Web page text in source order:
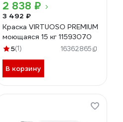
2 838 ₽
3 492 ₽
Краска VIRTUOSO PREMIUM
моющаяся 15 кг 11593070
5(1) 16362865
В корзину